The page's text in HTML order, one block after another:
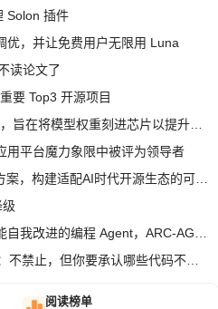
Solon 插件
优，并让免费用户无限用 Luna
读论文了
要 Top3 开源项目
平台魔力象限中被评为领导者
阅读榜单